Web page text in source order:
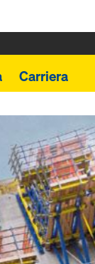
Carriera